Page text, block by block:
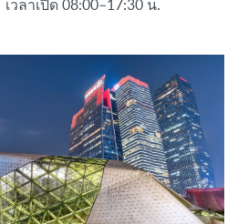
ลาเปิด 08:00–17:30 น.